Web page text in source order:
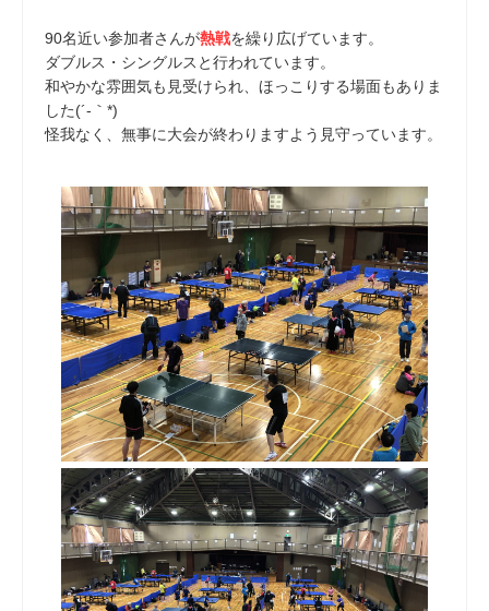
90名近い参加者さんが熱戦を繰り広げています。
ダブルス・シングルスと行われています。
和やかな雰囲気も見受けられ、ほっこりする場面もありま
した(´-｀*)
怪我なく、無事に大会が終わりますよう見守っています。